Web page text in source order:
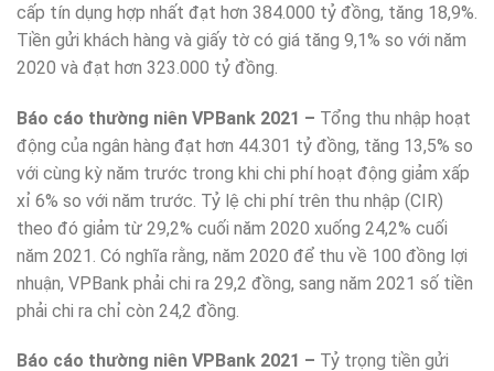
cấp tín dụng hợp nhất đạt hơn 384.000 tỷ đồng, tăng 18,9%.
Tiền gửi khách hàng và giấy tờ có giá tăng 9,1% so với năm
2020 và đạt hơn 323.000 tỷ đồng.
Báo cáo thường niên VPBank 2021 – Tổng thu nhập hoạt
động của ngân hàng đạt hơn 44.301 tỷ đồng, tăng 13,5% so
với cùng kỳ năm trước trong khi chi phí hoạt động giảm xấp
xỉ 6% so với năm trước. Tỷ lệ chi phí trên thu nhập (CIR)
theo đó giảm từ 29,2% cuối năm 2020 xuống 24,2% cuối
năm 2021. Có nghĩa rằng, năm 2020 để thu về 100 đồng lợi
nhuận, VPBank phải chi ra 29,2 đồng, sang năm 2021 số tiền
phải chi ra chỉ còn 24,2 đồng.
Báo cáo thường niên VPBank 2021 – Tỷ trọng tiền gửi